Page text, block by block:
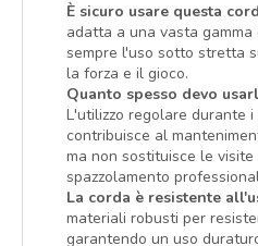
È sicuro usare questa
adatta a una vasta gamma
sempre l'uso sotto stretta
la forza e il gioco.
Quanto spesso devo
L'utilizzo regolare durante i
contribuisce al
ma non sostituisce le
spazzolamento
La corda è resistente
materiali robusti per
garantendo un uso